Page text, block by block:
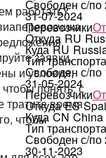
Свободен с/по
31-07-2024
Перевозчики
Откуда RU
Куда RU
Тип транспорта
Свободен с/по
31-05-2024
Перевозчики
Откуда ES
Куда CN China
Тип транспорта
Свободен с/по
30-11-2023
работать?
заявки,
и условия,
понять, с
тратите время
чтобы